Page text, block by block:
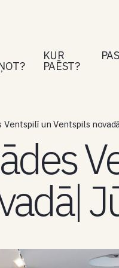
KUR
PAĒST?
Ventspilī un Ventspils